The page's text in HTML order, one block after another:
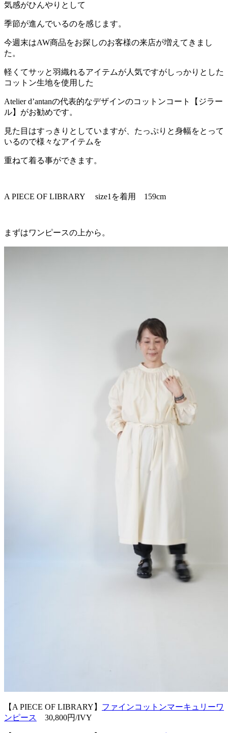
気感がひんやりとして
季節が進んでいるのを感じます。
今週末はAW商品をお探しのお客様の来店が増えてきまし
た。
軽くてサッと羽織れるアイテムが人気ですがしっかりとした
コットン生地を使用した
Atelier d’antanの代表的なデザインのコットンコート【ジラー
ル】がお勧めです。
見た目はすっきりとしていますが、たっぷりと身幅をとって
いるので様々なアイテムを
重ねて着る事ができます。
A PIECE OF LIBRARY size1を着用 159cm
まずはワンピースの上から。
【A PIECE OF LIBRARY】 ファインコットンマーキュリーワ
ンピース
30,800円/IVY